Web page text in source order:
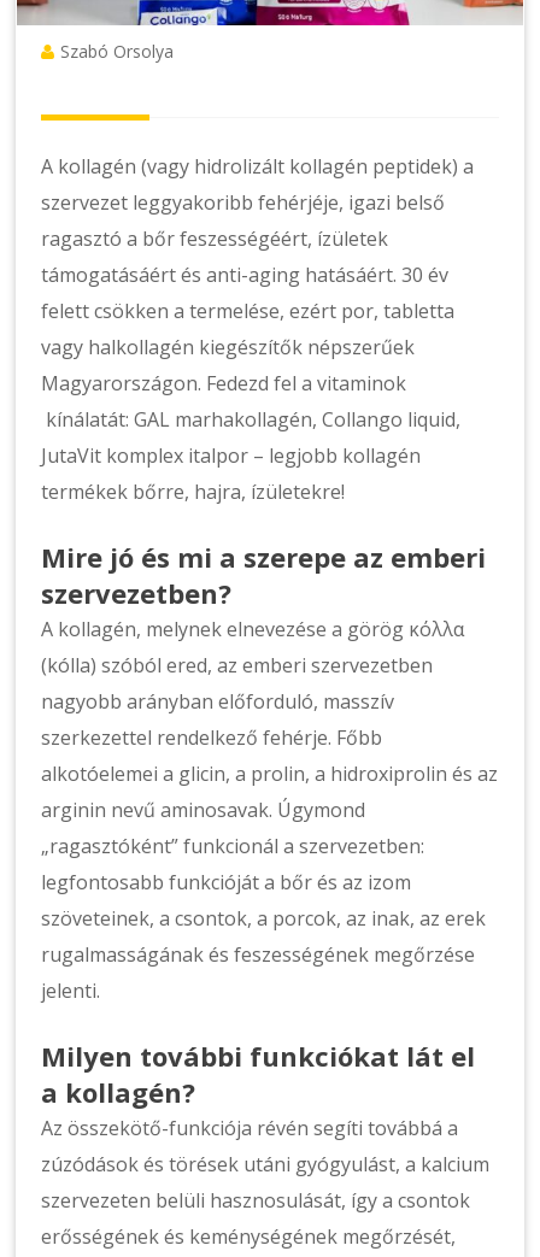
Szabó Orsolya
A kollagén (vagy hidrolizált kollagén peptidek) a
szervezet leggyakoribb fehérjéje, igazi belső
ragasztó a bőr feszességéért, ízületek
támogatásáért és anti-aging hatásáért. 30 év
felett csökken a termelése, ezért por, tabletta
vagy halkollagén kiegészítők népszerűek
Magyarországon. Fedezd fel a vitaminok
kínálatát: GAL marhakollagén, Collango liquid,
JutaVit komplex italpor – legjobb kollagén
termékek bőrre, hajra, ízületekre!
Mire jó és mi a szerepe az emberi
szervezetben?
A kollagén, melynek elnevezése a görög κόλλα
(kólla) szóból ered, az emberi szervezetben
nagyobb arányban előforduló, masszív
szerkezettel rendelkező fehérje. Főbb
alkotóelemei a glicin, a prolin, a hidroxiprolin és az
arginin nevű aminosavak. Úgymond
„ragasztóként” funkcionál a szervezetben:
legfontosabb funkcióját a bőr és az izom
szöveteinek, a csontok, a porcok, az inak, az erek
rugalmasságának és feszességének megőrzése
jelenti.
Milyen további funkciókat lát el
a kollagén?
Az összekötő-funkciója révén segíti továbbá a
zúzódások és törések utáni gyógyulást, a kalcium
szervezeten belüli hasznosulását, így a csontok
erősségének és keménységének megőrzését,